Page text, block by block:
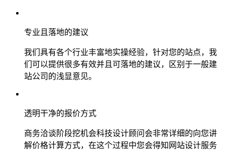
专业且落地的建议
我们具有各个行业丰富地实操经验，针对您的站点，我
们可以提供很多有效并且可落地的建议，区别于一般建
站公司的浅显意见。
透明干净的报价方式
商务洽谈阶段挖机会科技设计顾问会非常详细的向您讲
解价格计算方式，在这个过程中您会得知网站设计服务